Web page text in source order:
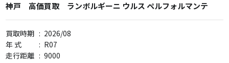
神戸 高価買取 ランボルギーニ ウルス ペルフォルマンテ
買取時期 : 2026/08
年 式
: R07
走行距離 : 9000